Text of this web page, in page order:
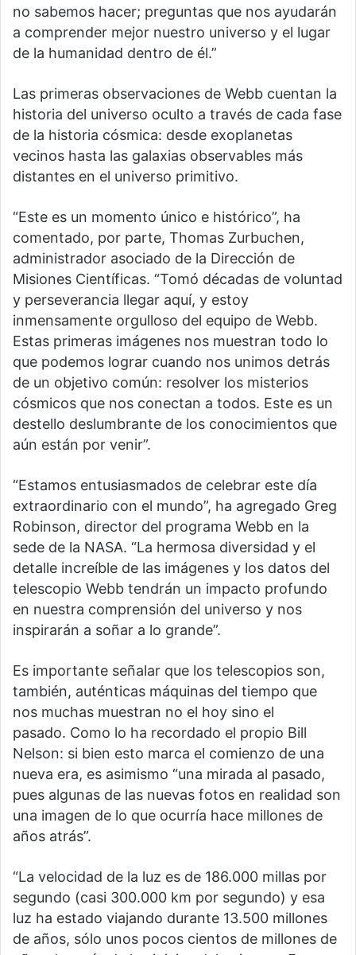
no sabemos hacer; preguntas que nos ayudarán
a comprender mejor nuestro universo y el lugar
de la humanidad dentro de él.”
Las primeras observaciones de Webb cuentan la
historia del universo oculto a través de cada fase
de la historia cósmica: desde exoplanetas
vecinos hasta las galaxias observables más
distantes en el universo primitivo.
“Este es un momento único e histórico”, ha
comentado, por parte, Thomas Zurbuchen,
administrador asociado de la Dirección de
Misiones Científicas. “Tomó décadas de voluntad
y perseverancia llegar aquí, y estoy
inmensamente orgulloso del equipo de Webb.
Estas primeras imágenes nos muestran todo lo
que podemos lograr cuando nos unimos detrás
de un objetivo común: resolver los misterios
cósmicos que nos conectan a todos. Este es un
destello deslumbrante de los conocimientos que
aún están por venir”.
“Estamos entusiasmados de celebrar este día
extraordinario con el mundo”, ha agregado Greg
Robinson, director del programa Webb en la
sede de la NASA. “La hermosa diversidad y el
detalle increíble de las imágenes y los datos del
telescopio Webb tendrán un impacto profundo
en nuestra comprensión del universo y nos
inspirarán a soñar a lo grande”.
Es importante señalar que los telescopios son,
también, auténticas máquinas del tiempo que
nos muchas muestran no el hoy sino el
pasado. Como lo ha recordado el propio Bill
Nelson: si bien esto marca el comienzo de una
nueva era, es asimismo “una mirada al pasado,
pues algunas de las nuevas fotos en realidad son
una imagen de lo que ocurría hace millones de
años atrás”.
“La velocidad de la luz es de 186.000 millas por
segundo (casi 300.000 km por segundo) y esa
luz ha estado viajando durante 13.500 millones
de años, sólo unos pocos cientos de millones de